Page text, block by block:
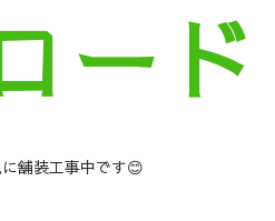
ード
舗装工事中です😊